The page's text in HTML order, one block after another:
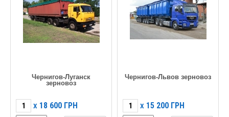
Чернигов-Луганск
зерновоз
X 18 600 ГРН
Чернигов-Львов зерновоз
X 15 200 ГРН